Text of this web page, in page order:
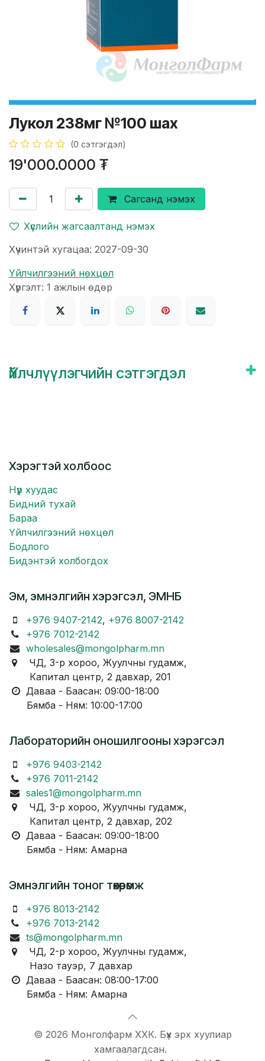
Лукол 238мг №100 шах
(0 сэтгэгдэл)
19'000.0000 ₮
Сагсанд нэмэх
Хүслийн жагсаалтанд нэмэх
Хүчинтэй хугацаа: 2027-09-30
Үйлчилгээний нөхцөл
Хүргэлт: 1 ажлын өдөр
Үйлчлүүлэгчийн сэтгэгдэл
Хэрэгтэй холбоос
Нүүр хуудас
Бидний тухай
Бараа
Үйлчилгээний нөхцөл
Бодлого
Бидэнтэй холбогдох
Эм, эмнэлгийн хэрэгсэл, ЭМНБ
+976 9407-2142, +976 8007-2142
+976 7012-2142
wholesales@mongolpharm.mn
ЧД, 3-р хороо, Жуулчны гудамж,
Капитал центр, 2 давхар, 201
Даваа - Баасан: 09:00-18:00
Бямба - Ням: 10:00-17:00
Лабораторийн оношилгооны хэрэгсэл
+976 9403-2142
+976 7011-2142
sales1@mongolpharm.mn
ЧД, 3-р хороо, Жуулчны гудамж,
Капитал центр, 2 давхар, 202
Даваа - Баасан: 09:00-18:00
Бямба - Ням: Амарна
Эмнэлгийн тоног төхөөрөмж
+976 8013-2142
+976 7013-2142
ts@mongolpharm.mn
ЧД, 2-р хороо, Жуулчны гудамж,
Назо тауэр, 7 давхар
Даваа - Баасан: 08:00-17:00
Бямба - Ням: Амарна
© 2026 Монголфарм ХХК. Бүх эрх хуулиар
хамгаалагдсан.